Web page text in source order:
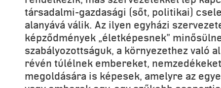
társadalmi-gazdasági (sőt, politikai)
alanyává válik. Az ilyen egyházi
képződmények „életképesnek”
szabályozottságuk, a környezethez való
révén túlélnek embereket,
megoldására is képesek, amelyre az